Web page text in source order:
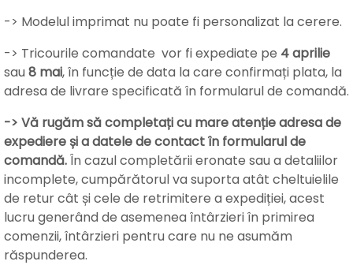
-> Modelul imprimat nu poate fi personalizat la cerere.
-> Tricourile comandate vor fi expediate pe 4 aprilie
sau 8 mai, în funcție de data la care confirmați plata, la
adresa de livrare specificată în formularul de comandă.
-> Vă rugăm să completați cu mare atenție adresa de
expediere și a datele de contact în formularul de
comandă.În cazul completării eronate sau a detaliilor
incomplete, cumpărătorul va suporta atât cheltuielile
de retur cât și cele de retrimitere a expediției, acest
lucru generând de asemenea întârzieri în primirea
comenzii, întârzieri pentru care nu ne asumăm
răspunderea.